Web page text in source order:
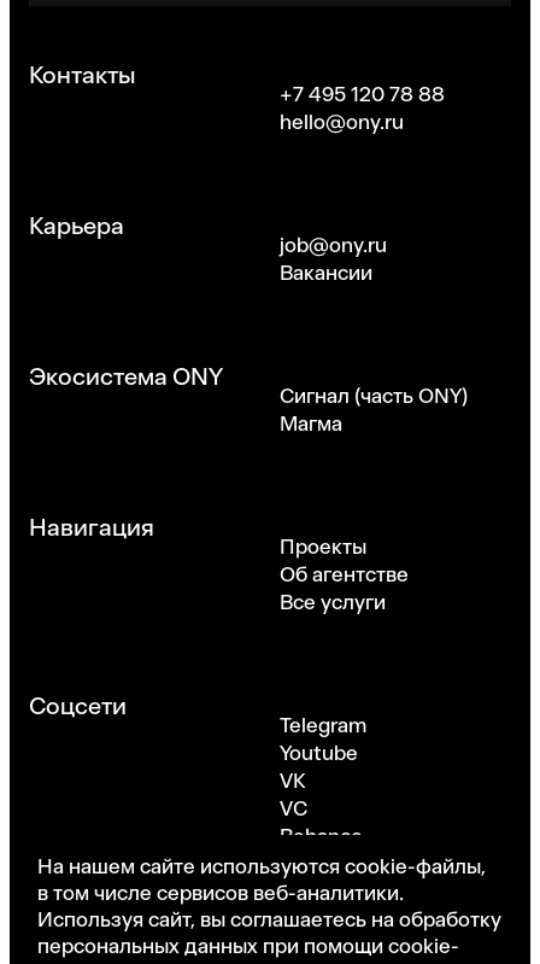
На нашем сайте используются cookie-файлы,
в том числе сервисов веб-аналитики.
Используя сайт, вы соглашаетесь на обработку
персональных данных при помощи cookie-
Контакты
+7 495 120 78 88
hello@ony.ru
Карьера
job@ony.ru
Вакансии
Экосистема ONY
Сигнал (часть ONY)
Магма
Навигация
Проекты
Об агентстве
Все услуги
Соцсети
Telegram
Youtube
VK
VC
Behance
Dribbble